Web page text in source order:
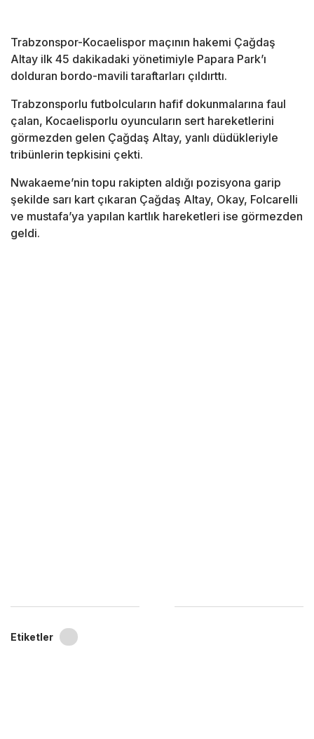
Trabzonspor-Kocaelispor maçının hakemi Çağdaş
Altay ilk 45 dakikadaki yönetimiyle Papara Park’ı
dolduran bordo-mavili taraftarları çıldırttı.
Trabzonsporlu futbolcuların hafif dokunmalarına faul
çalan, Kocaelisporlu oyuncuların sert hareketlerini
görmezden gelen Çağdaş Altay, yanlı düdükleriyle
tribünlerin tepkisini çekti.
Nwakaeme’nin topu rakipten aldığı pozisyona garip
şekilde sarı kart çıkaran Çağdaş Altay, Okay, Folcarelli
ve mustafa’ya yapılan kartlık hareketleri ise görmezden
geldi.
Etiketler